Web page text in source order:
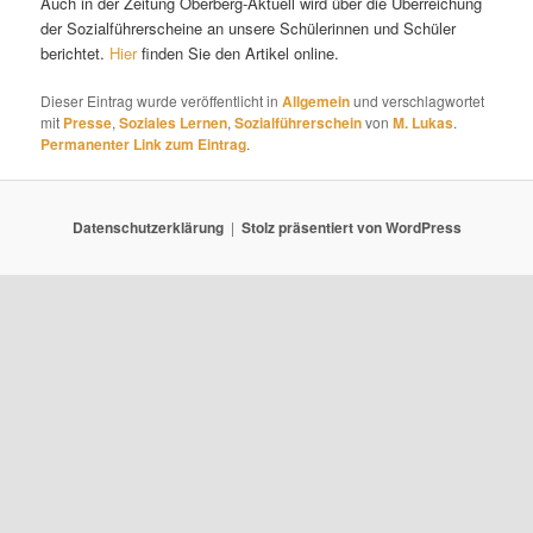
der Sozialführerscheine an unsere Schülerinnen und Schüler
berichtet. Hierfinden Sie den Artikel online.
Dieser Eintrag wurde veröffentlicht inAllgemeinund verschlagwortet
mit Presse,Soziales Lernen,SozialführerscheinvonM. Lukas.
Permanenter Link zum Eintrag.
Datenschutzerklärung Stolz präsentiert von WordPress